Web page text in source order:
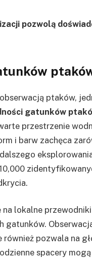
pozwolą
ptaków,
gatunków
przestrzenie
i barw zachęca
lokalne
gatunków.
również pozwala na
spacery